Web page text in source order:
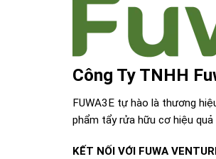
Công Ty TNHH
FUWA3E tự hào là thương
phẩm tẩy rửa hữu cơ hiệu quả
KẾT NỐI VỚI FUWA